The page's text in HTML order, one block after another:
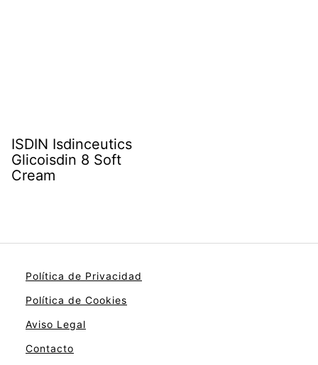
ISDIN Isdinceutics
Glicoisdin 8 Soft
Cream
Política de Privacidad
Política de Cookies
Aviso Legal
Contacto